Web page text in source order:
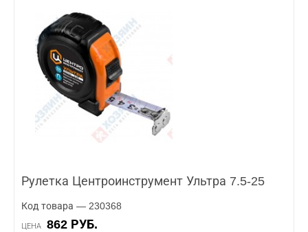
Рулетка Центроинструмент Ультра 7.5-25
Код товара — 230368
ЦЕНА 862 РУБ.